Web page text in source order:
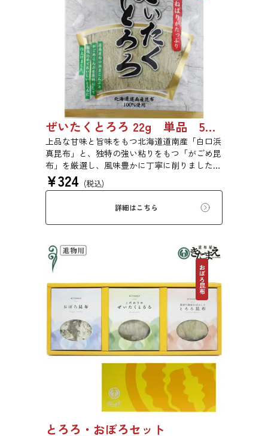
ぜいたくとろろ 22g 単品 5袋セット 20袋セット 1743
上品な甘味と旨味をもつ北海道道南産「白口浜
真昆布」と、独特の強い粘りをもつ「がごめ昆
布」を厳選し、風味豊かに丁寧に削りました。
ぜいたくな味を、思う存分にご堪能ください。
¥324 (税込)
詳細はこちら
おぼろ昆布
とろろ・おぼろセット